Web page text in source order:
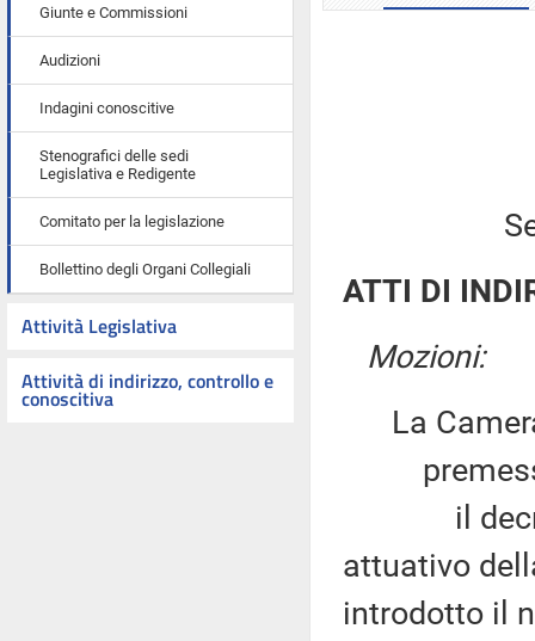
Giunte e Commissioni
Audizioni
Indagini conoscitive
Stenografici delle sedi
Legislativa e Redigente
Comitato per la legislazione
Bollettino degli Organi Collegiali
Attività Legislativa
Attività di indirizzo, controllo e
conoscitiva
ATTI DI
Mozioni:
La
il decreto
attuativo
introdotto il